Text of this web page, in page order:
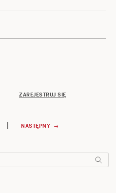
ZAREJESTRUJ SIĘ
| NASTĘPNY →